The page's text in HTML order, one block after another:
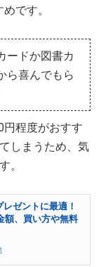
です。
ードか図書カ
ら喜んでもら
円程度がおすす
しまうため、気
。
ゼントに最適！
額、買い方や無料